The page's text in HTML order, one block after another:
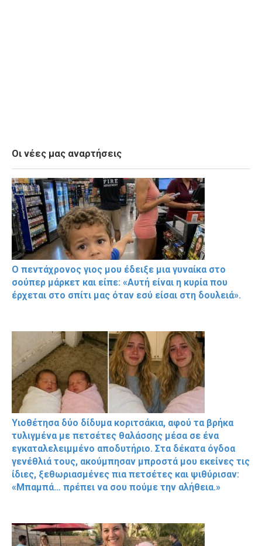
Οι νέες μας αναρτήσεις
Ο πεντάχρονος γιος μου έδειξε μια γυναίκα στο
σούπερ μάρκετ και είπε: «Αυτή είναι η κυρία που
έρχεται στο σπίτι μας όταν εσύ είσαι στη δουλειά».
Υιοθέτησα δύο δίδυμα κοριτσάκια, αφού τα βρήκα
τυλιγμένα με πετσέτες θαλάσσης μέσα σε ένα
εγκαταλελειμμένο αποδυτήριο. Στα δέκατα όγδοα
γενέθλιά τους, ακούμπησαν μπροστά μου εκείνες τις
ίδιες, ξεθωριασμένες πια πετσέτες και ψιθύρισαν:
«Μπαμπά… πρέπει να σου πούμε την αλήθεια.»